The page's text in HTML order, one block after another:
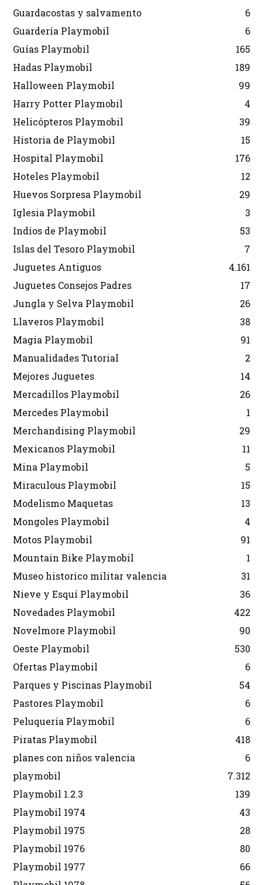
Guardacostas y salvamento
6
Guardería Playmobil
6
Guías Playmobil
165
Hadas Playmobil
189
Halloween Playmobil
99
Harry Potter Playmobil
4
Helicópteros Playmobil
39
Historia de Playmobil
15
Hospital Playmobil
176
Hoteles Playmobil
12
Huevos Sorpresa Playmobil
29
Iglesia Playmobil
3
Indios de Playmobil
53
Islas del Tesoro Playmobil
7
Juguetes Antiguos
4.161
Juguetes Consejos Padres
17
Jungla y Selva Playmobil
26
Llaveros Playmobil
38
Magia Playmobil
91
Manualidades Tutorial
2
Mejores Juguetes
14
Mercadillos Playmobil
26
Mercedes Playmobil
1
Merchandising Playmobil
29
Mexicanos Playmobil
11
Mina Playmobil
5
Miraculous Playmobil
15
Modelismo Maquetas
13
Mongoles Playmobil
4
Motos Playmobil
91
Mountain Bike Playmobil
1
Museo historico militar valencia
31
Nieve y Esquí Playmobil
36
Novedades Playmobil
422
Novelmore Playmobil
90
Oeste Playmobil
530
Ofertas Playmobil
6
Parques y Piscinas Playmobil
54
Pastores Playmobil
6
Peluquería Playmobil
6
Piratas Playmobil
418
planes con niños valencia
6
playmobil
7.312
Playmobil 1.2.3
139
Playmobil 1974
43
Playmobil 1975
28
Playmobil 1976
80
Playmobil 1977
66